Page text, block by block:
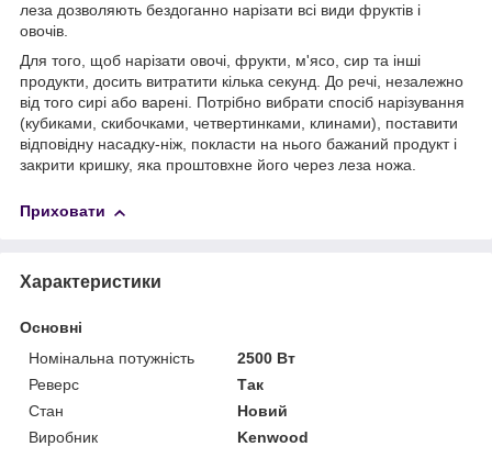
леза дозволяють бездоганно нарізати всі види фруктів і
овочів.
Для того, щоб нарізати овочі, фрукти, м'ясо, сир та інші
продукти, досить витратити кілька секунд. До речі, незалежно
від того сирі або варені. Потрібно вибрати спосіб нарізування
(кубиками, скибочками, четвертинками, клинами), поставити
відповідну насадку-ніж, покласти на нього бажаний продукт і
закрити кришку, яка проштовхне його через леза ножа.
Приховати
Характеристики
Основні
Номінальна потужність
2500 Вт
Реверс
Так
Стан
Новий
Виробник
Kenwood